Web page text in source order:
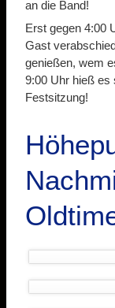
an die Band!
Erst gegen 4:00
Gast
genießen, wem
9:00 Uhr hieß es
Festsitzung!